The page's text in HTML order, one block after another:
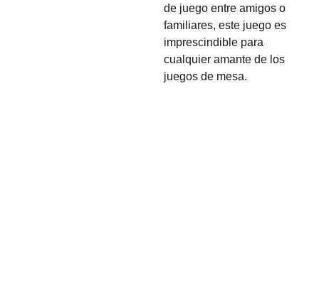
de juego entre amigos o
familiares, este juego es
imprescindible para
cualquier amante de los
juegos de mesa.